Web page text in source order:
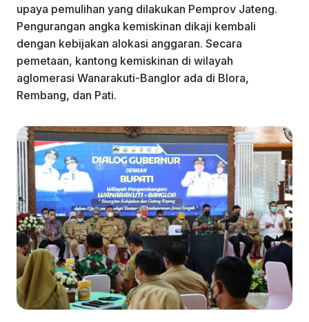
upaya pemulihan yang dilakukan Pemprov Jateng.
Pengurangan angka kemiskinan dikaji kembali
dengan kebijakan alokasi anggaran. Secara
pemetaan, kantong kemiskinan di wilayah
aglomerasi Wanarakuti-Banglor ada di Blora,
Rembang, dan Pati.